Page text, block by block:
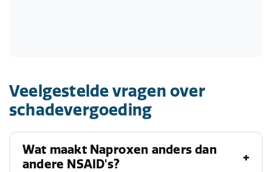
Veelgestelde vragen over
schadevergoeding
Wat maakt Naproxen anders dan
andere NSAID's?